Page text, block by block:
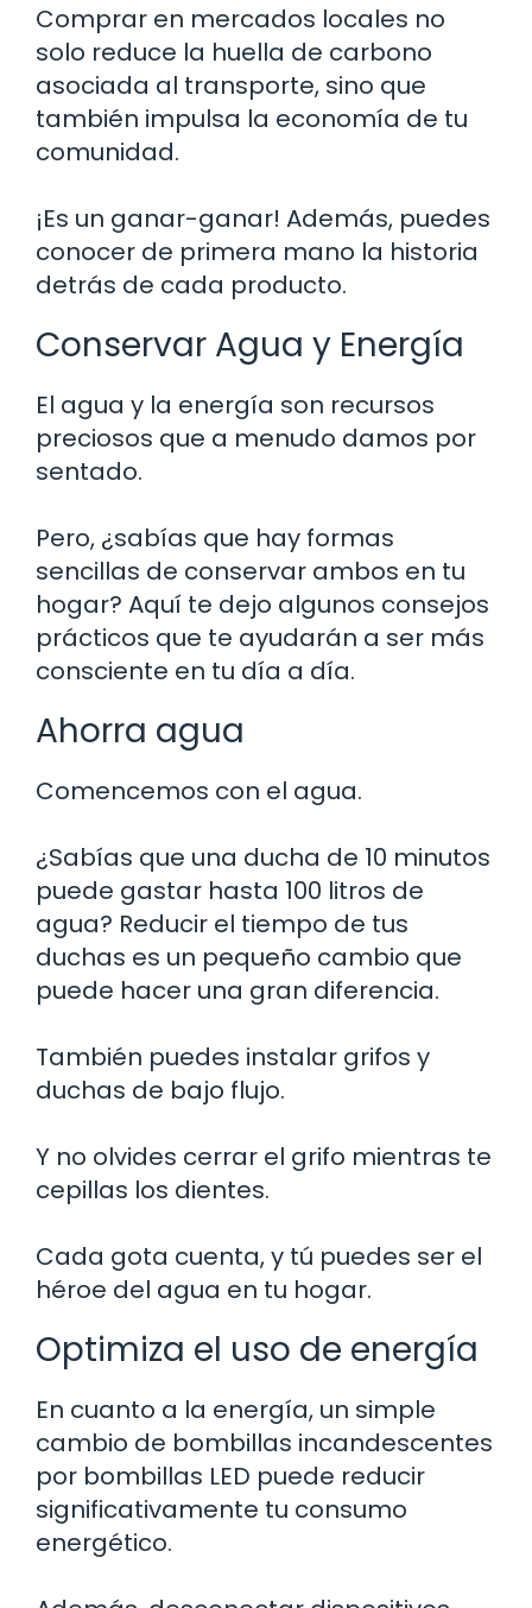
Comprar en mercados locales no
solo reduce la huella de carbono
asociada al transporte, sino que
también impulsa la economía de tu
comunidad.
¡Es un ganar-ganar! Además, puedes
conocer de primera mano la historia
detrás de cada producto.
Conservar Agua y Energía
El agua y la energía son recursos
preciosos que a menudo damos por
sentado.
Pero, ¿sabías que hay formas
sencillas de conservar ambos en tu
hogar? Aquí te dejo algunos consejos
prácticos que te ayudarán a ser más
consciente en tu día a día.
Ahorra agua
Comencemos con el agua.
¿Sabías que una ducha de 10 minutos
puede gastar hasta 100 litros de
agua? Reducir el tiempo de tus
duchas es un pequeño cambio que
puede hacer una gran diferencia.
También puedes instalar grifos y
duchas de bajo flujo.
Y no olvides cerrar el grifo mientras te
cepillas los dientes.
Cada gota cuenta, y tú puedes ser el
héroe del agua en tu hogar.
Optimiza el uso de energía
En cuanto a la energía, un simple
cambio de bombillas incandescentes
por bombillas LED puede reducir
significativamente tu consumo
energético.